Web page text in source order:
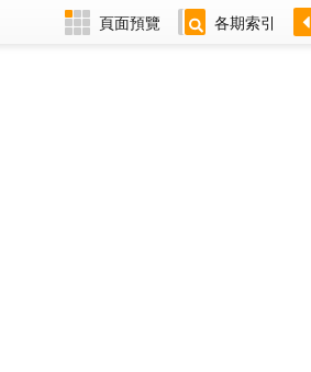
頁面預覽 各期索引